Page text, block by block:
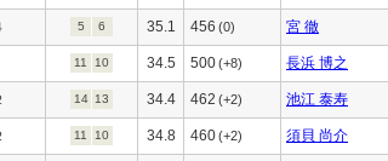
5 6 35.1 456 (0) 宮 徹
11 10 34.5 500(+8) 長浜 博之
14 13 34.4 462 (+2) 池江 泰寿
11 10 34.8 460(+2) 須貝 尚介